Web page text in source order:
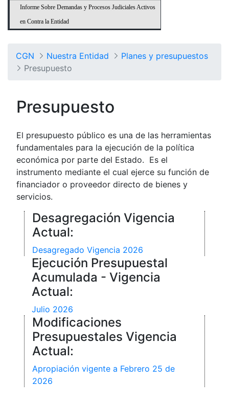
Informe Sobre Demandas y Procesos Judiciales Activos
en Contra la Entidad
CGN Nuestra Entidad
Planes y presupuestos
Presupuesto
Presupuesto
El presupuesto público es una de las herramientas
fundamentales para la ejecución de la política
económica por parte del Estado. Es el
instrumento mediante el cual ejerce su función de
financiador o proveedor directo de bienes y
servicios.
Desagregación Vigencia
Actual:
Desagregado Vigencia 2026
Ejecución Presupuestal
Acumulada - Vigencia
Actual:
Julio 2026
Modificaciones
Presupuestales Vigencia
Actual:
Apropiación vigente a Febrero 25 de
2026